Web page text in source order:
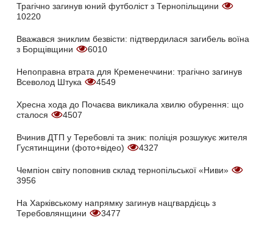
Трагічно загинув юний футболіст з Тернопільщини
10220
Вважався зниклим безвісти: підтвердилася загибель воїна
з Борщівщини
6010
Непоправна втрата для Кременеччини: трагічно загинув
Всеволод Штука
4549
Хресна хода до Почаєва викликала хвилю обурення: що
сталося
4507
Вчинив ДТП у Теребовлі та зник: поліція розшукує жителя
Гусятинщини (фото+відео)
4327
Чемпіон світу поповнив склад тернопільської «Ниви»
3956
На Харківському напрямку загинув нацгвардієць з
Теребовлянщини
3477